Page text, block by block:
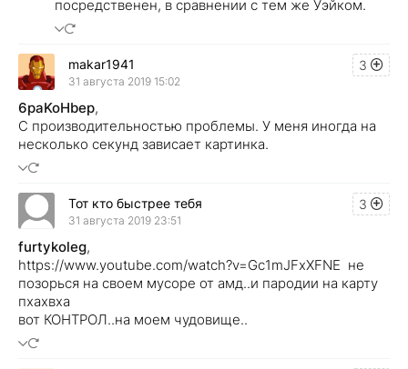
посредственен, в сравнении с тем же Уэйком.
3
makar1941
31 августа 2019 15:02
6paKoHbep,
С производительностью проблемы. У меня иногда на
несколько секунд зависает картинка.
3
Тот кто быстрее тебя
31 августа 2019 23:51
furtykoleg,
https://www.youtube.com/watch?v=Gc1mJFxXFNE не
позорься на своем мусоре от амд..и пародии на карту
пхахвха
вот КОНТРОЛ..на моем чудовище..